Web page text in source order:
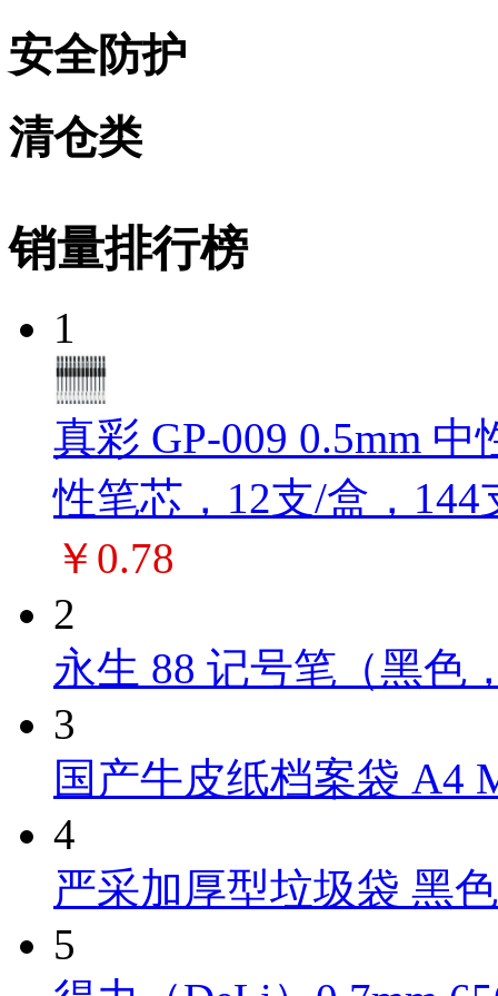
安全防护
清仓类
销量排行榜
1
真彩 GP-009 0.5mm
性笔芯，12支/盒，144
￥0.78
2
永生 88 记号笔（黑色
3
国产牛皮纸档案袋 A4
4
严采加厚型垃圾袋 黑
5